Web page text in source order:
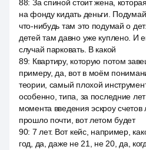
88: За спиной стоит жена,
на фонду кидать деньги.
что-нибудь там это подумай о
детей там давно уже куплено. И
случай парковать. В какой
89: Квартиру, которую потом
примеру, да, вот в моём
теории, самый плохой
особенно, типа, за последние
момента введения эскроу счетов
прошло почти, вот летом будет
90: 7 лет. Вот кейс, например,
год, да, даже не 21, не 20, да,